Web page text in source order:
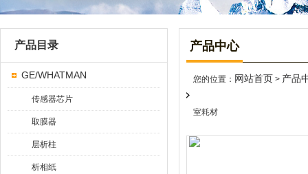
产品目录
GE/WHATMAN
传感器芯片
取膜器
层析柱
析相纸
产品中心
您的位置： 网站首页 > 产品
室耗材